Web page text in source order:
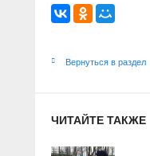
Вернуться в раздел
ЧИТАЙТЕ ТАКЖЕ